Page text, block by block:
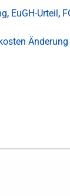
, EuGH-Urteil,